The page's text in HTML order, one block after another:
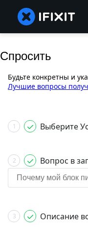
Спросить
Будьте конкретны и
Лучшие вопросы
1 Выберите
2 Вопрос в
3 Описание